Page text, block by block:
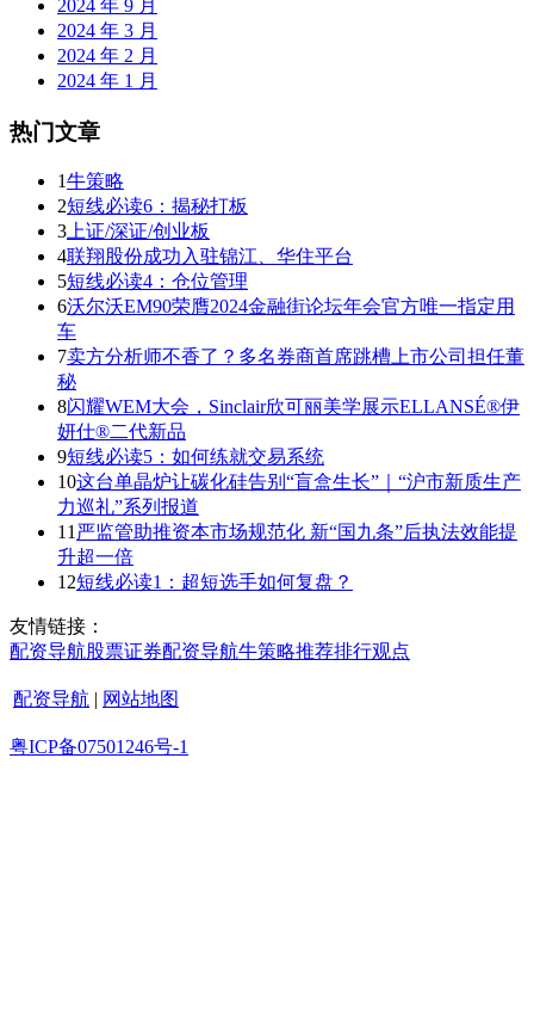
2024 年 9 月
2024 年 3 月
2024 年 2 月
2024 年 1 月
热门文章
1牛策略
2短线必读6：揭秘打板
3 上证/深证/创业板
4联翔股份成功入驻锦江、华住平台
5短线必读4：仓位管理
6沃尔沃EM90荣膺2024金融街论坛年会官方唯一指定用
车
7卖方分析师不香了？多名券商首席跳槽上市公司担任董
秘
8闪耀WEM大会，Sinclair欣可丽美学展示ELLANSÉ®伊
妍仕®二代新品
9短线必读5：如何练就交易系统
10这台单晶炉让碳化硅告别“盲盒生长”｜“沪市新质生产
力巡礼”系列报道
11 严监管助推资本市场规范化 新“国九条”后执法效能提
升超一倍
12短线必读1：超短选手如何复盘？
友情链接：
配资导航股票证券配资导航牛策略推荐排行观点
配资导航 | 网站地图
粤ICP备07501246号-1